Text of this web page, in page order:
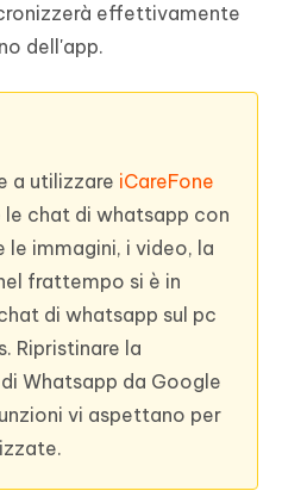
effettivamente
dell'app.
a utilizzare iCareFone
le chat di whatsapp con
le immagini, i video, la
frattempo si è in
di whatsapp sul pc
Ripristinare la
Whatsapp da Google
vi aspettano per